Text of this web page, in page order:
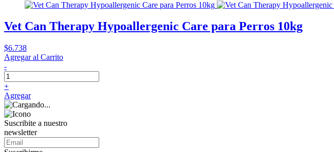
Vet Can Therapy Hypoallergenic Care para Perros 10kg
$6.738
Agregar al Carrito
-
+
Agregar
Suscribite a nuestro
newsletter